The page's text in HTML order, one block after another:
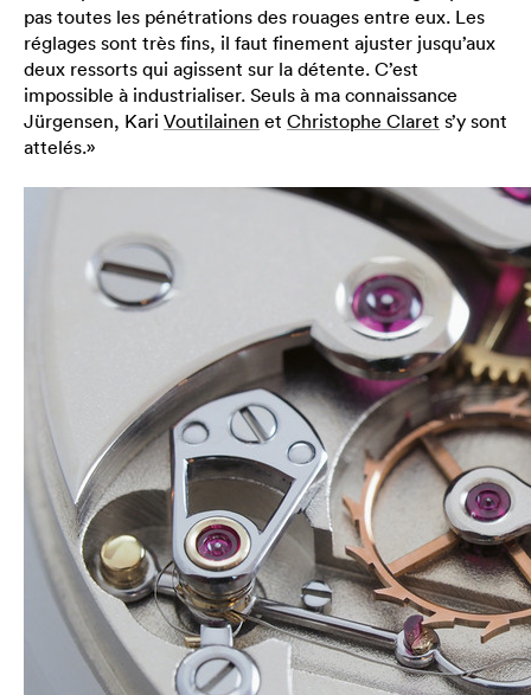
pas toutes les pénétrations des rouages entre eux. Les
réglages sont très fins, il faut finement ajuster jusqu’aux
deux ressorts qui agissent sur la détente. C’est
impossible à industrialiser. Seuls à ma connaissance
Jürgensen, Kari Voutilainen et Christophe Claret s’y sont
attelés.»